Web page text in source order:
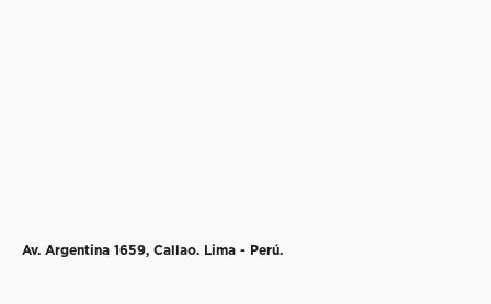
Av. Argentina 1659, Callao. Lima - Perú.